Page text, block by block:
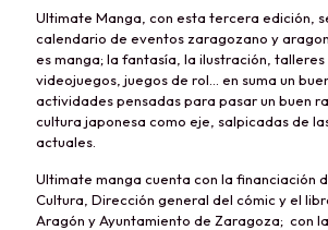
Ultimate Manga, con esta tercera edición,
calendario de eventos zaragozano y
es manga; la fantasía, la ilustración, talleres
videojuegos, juegos de rol… en suma un
actividades pensadas para pasar un buen
cultura japonesa como eje, salpicadas de
actuales.
Ultimate manga cuenta con la financiación
Cultura, Dirección general del cómic y el
Aragón y Ayuntamiento de Zaragoza; con